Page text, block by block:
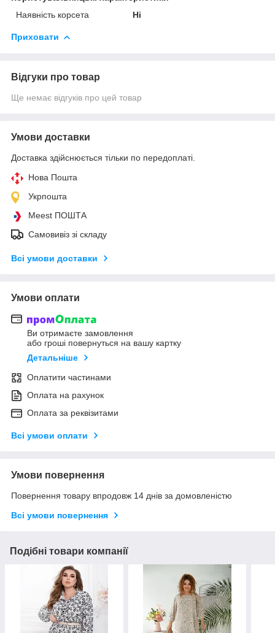
Наявність корсета
Ні
Приховати
Відгуки про товар
Ще немає відгуків про цей товар
Умови доставки
Доставка здійснюється тільки по передоплаті.
Нова Пошта
Укрпошта
Meest ПОШТА
Самовивіз зі складу
Всі умови доставки
Умови оплати
Ви отримаєте замовлення
або гроші повернуться на вашу картку
Детальніше
Оплатити частинами
Оплата на рахунок
Оплата за реквізитами
Всі умови оплати
Умови повернення
Повернення товару впродовж 14 днів за домовленістю
Всі умови повернення
Подібні товари компанії